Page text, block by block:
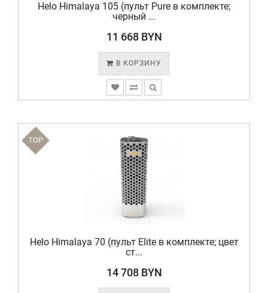
Helo Himalaya 105 (пульт Pure в комплекте;
черный ...
11 668 BYN
В КОРЗИНУ
TOP
Helo Himalaya 70 (пульт Elite в комплекте; цвет
cт...
14 708 BYN